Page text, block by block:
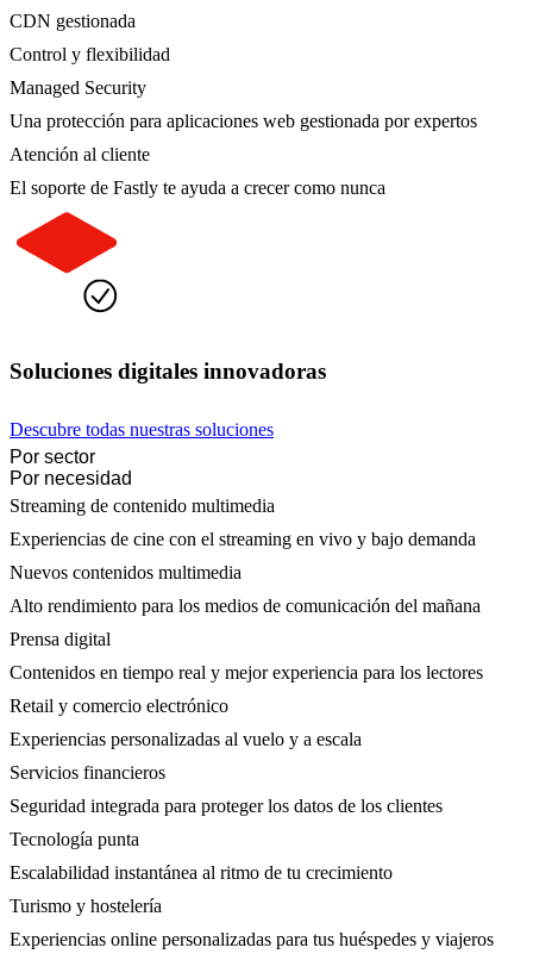
CDN gestionada
Control y flexibilidad
Managed Security
Una protección para aplicaciones web gestionada por expertos
Atención al cliente
El soporte de Fastly te ayuda a crecer como nunca
Soluciones digitales innovadoras
Descubre todas nuestras soluciones
Por sector
Por necesidad
Streaming de contenido multimedia
Experiencias de cine con el streaming en vivo y bajo demanda
Nuevos contenidos multimedia
Alto rendimiento para los medios de comunicación del mañana
Prensa digital
Contenidos en tiempo real y mejor experiencia para los lectores
Retail y comercio electrónico
Experiencias personalizadas al vuelo y a escala
Servicios financieros
Seguridad integrada para proteger los datos de los clientes
Tecnología punta
Escalabilidad instantánea al ritmo de tu crecimiento
Turismo y hostelería
Experiencias online personalizadas para tus huéspedes y viajeros